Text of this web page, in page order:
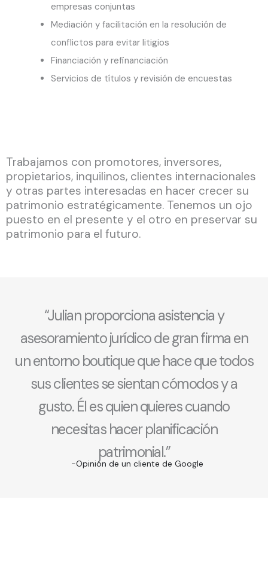
empresas conjuntas
Mediación y facilitación en la resolución de
conflictos para evitar litigios
Financiación y refinanciación
Servicios de títulos y revisión de encuestas
Trabajamos con promotores, inversores,
propietarios, inquilinos, clientes internacionales
y otras partes interesadas en hacer crecer su
patrimonio estratégicamente. Tenemos un ojo
puesto en el presente y el otro en preservar su
patrimonio para el futuro.
“Julian proporciona asistencia y
asesoramiento jurídico de gran firma en
un entorno boutique que hace que todos
sus clientes se sientan cómodos y a
gusto. Él es quien quieres cuando
necesitas hacer planificación
patrimonial.”
-Opinión de un cliente de Google